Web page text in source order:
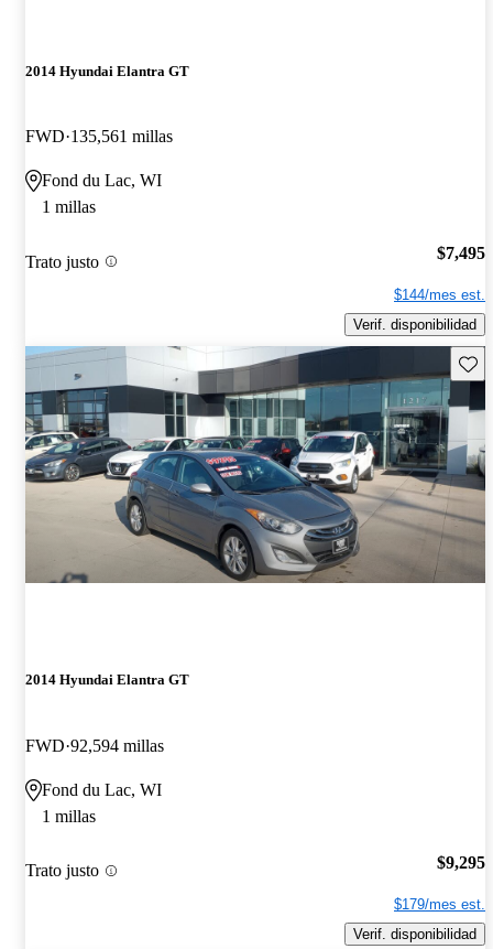
2014 Hyundai Elantra GT
FWD 135,561 millas
Fond du Lac, WI
1 millas
Trato justo $7,495
$144/mes est.
Verif. disponibilidad
2014 Hyundai Elantra GT
FWD 92,594 millas
Fond du Lac, WI
1 millas
Trato justo $9,295
$179/mes est.
Verif. disponibilidad